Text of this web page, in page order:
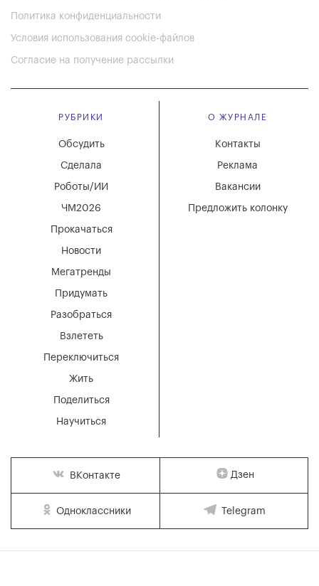
Политика конфиденциальности
Условия использования cookie-файлов
Согласие на получение рассылки
РУБРИКИ
Мегатренды
Придумать
Разобраться
Взлететь
Новости
Переключиться
Жить
Поделиться
Научиться
Обсудить
Сделала
Роботы/ИИ
ЧМ2026
Прокачаться
О ЖУРНАЛЕ
Вакансии
Реклама
Контакты
Предложить колонку
ВКонтакте Дзен
Одноклассники Telegram